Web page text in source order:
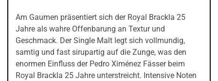
Am Gaumen präsentiert sich der Royal Brackla 25
Jahre als wahre Offenbarung an Textur und
Geschmack. Der Single Malt legt sich vollmundig,
samtig und fast sirupartig auf die Zunge, was den
enormen Einfluss der Pedro Ximénez Fässer beim
Royal Brackla 25 Jahre unterstreicht. Intensive Noten